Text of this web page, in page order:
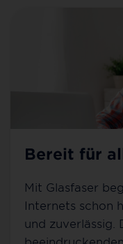
Bereit für
Mit Glasfaser
Internets schon
und zuverlässig.